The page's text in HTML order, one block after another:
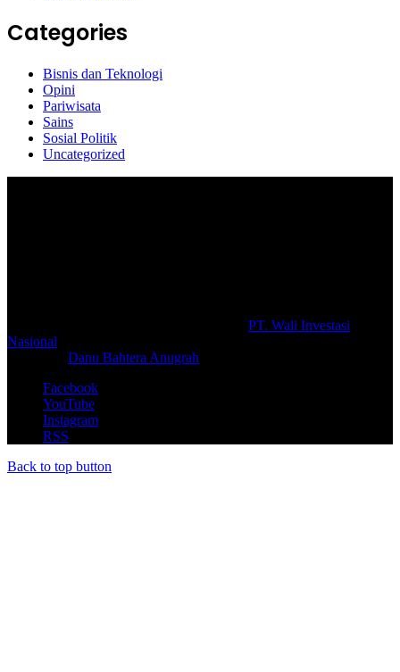
Categories
Bisnis dan Teknologi
Opini
Pariwisata
Sains
Sosial Politik
Uncategorized
PT. Wali Investasi
Nasional
Danu Bahtera Anugrah
Facebook
YouTube
Instagram
RSS
Back to top button